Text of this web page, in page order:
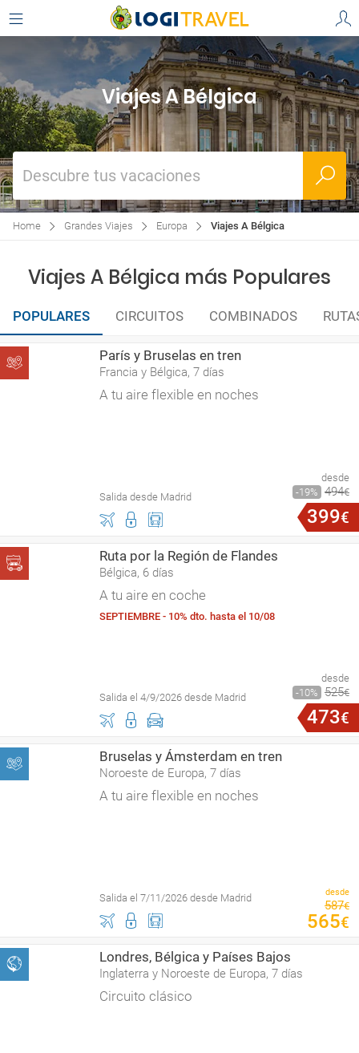
Viajes A Bélgica
Descubre tus vacaciones
Home Grandes Viajes Europa Viajes A Bélgica
Viajes A Bélgica más Populares
POPULARES CIRCUITOS COMBINADOS
París y Bruselas en tren
Francia y Bélgica, 7 días
A tu aire flexible en noches
Salida desde Madrid
desde
19
494€
399€
Ruta por la Región de Flandes
Bélgica, 6 días
A tu aire en coche
SEPTIEMBRE - 10% dto. hasta el 10/08
Salida el 4/9/2026 desde Madrid
desde
10
525€
473€
Bruselas y Ámsterdam en tren
Noroeste de Europa, 7 días
A tu aire flexible en noches
Salida el 7/11/2026 desde Madrid desde
587€
565€
Londres, Bélgica y Países Bajos
Inglaterra y Noroeste de Europa, 7 días
Circuito clásico